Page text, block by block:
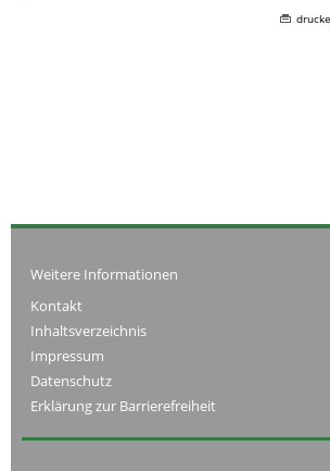
Weitere Informationen
Kontakt
Inhaltsverzeichnis
Impressum
Datenschutz
Erklärung zur Barrierefreiheit